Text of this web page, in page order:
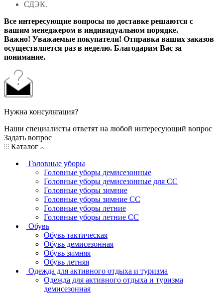
СДЭК.
Все интересующие вопросы по доставке решаются с
вашим менеджером в индивидуальном порядке.
Важно! Уважаемые покупатели! Отправка ваших заказов
осуществляется раз в неделю. Благодарим Вас за
понимание.
Нужна консультация?
Наши специалисты ответят на любой интересующий вопрос
Задать вопрос
Каталог
Головные уборы
Головные уборы демисезонные
Головные уборы демисезонные для СС
Головные уборы зимние
Головные уборы зимние СС
Головные уборы летние
Головные уборы летние СС
Обувь
Обувь тактическая
Обувь демисезонная
Обувь зимняя
Обувь летняя
Одежда для активного отдыха и туризма
Одежда для активного отдыха и туризма
демисезонная